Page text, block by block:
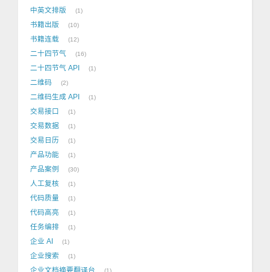
中英文排版 1
书籍出版 10
书籍连载 12
二十四节气 16
二十四节气 API 1
二维码 2
二维码生成 API 1
交易接口 1
交易数据 1
交易日历 1
产品功能 1
产品案例 30
人工复核 1
代码质量 1
代码高亮 1
任务编排 1
企业 AI 1
企业搜索 1
企业文档摘要翻译台 1